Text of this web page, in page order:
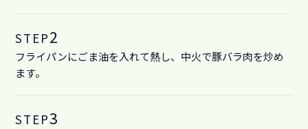
STEP2
フライパンにごま油を入れて熱し、中火で豚バラ肉を炒め
ます。
STEP3